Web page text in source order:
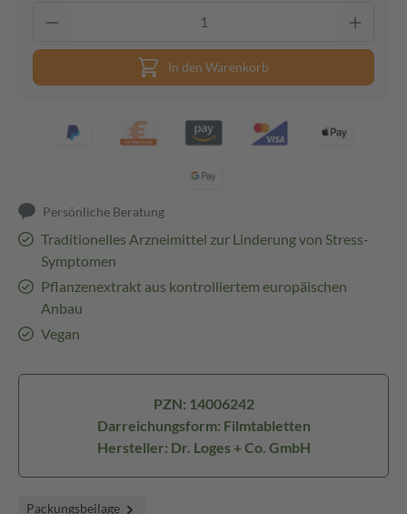
In den Warenkorb
Persönliche Beratung
Traditionelles Arzneimittel zur Linderung von Stress-
Symptomen
Pflanzenextrakt aus kontrolliertem europäischen
Anbau
Vegan
PZN: 14006242
Darreichungsform: Filmtabletten
Hersteller: Dr. Loges + Co. GmbH
Packungsbeilage